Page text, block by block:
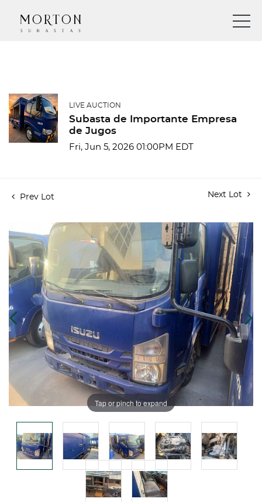
LIVE AUCTION
Subasta de Importante Empresa
de Jugos
Fri, Jun 5, 2026 01:00PM EDT
Prev Lot Next Lot
Tap or pinch to expand